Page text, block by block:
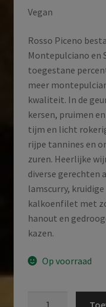
Vegan
Rosso Piceno
Montepulciano en
toegestane
meer
kwaliteit. In de
kersen, pruimen
tijm en licht
rijpe tannines en
zuren. Heerlijke
diverse gerechten
lamscurry,
kalkoenfilet met
hanout en
kazen.
Op voorraad